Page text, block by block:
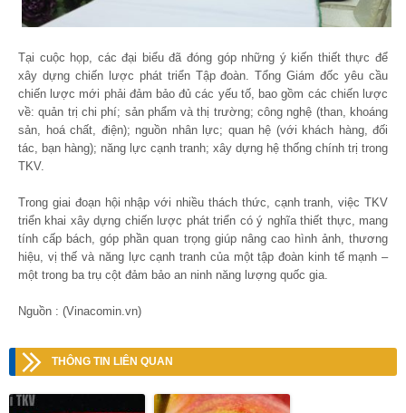
Tại cuộc họp, các đại biểu đã đóng góp những ý kiến thiết thực để
xây dựng chiến lược phát triển Tập đoàn. Tổng Giám đốc yêu cầu
chiến lược mới phải đảm bảo đủ các yếu tố, bao gồm các chiến lược
về: quản trị chi phí; sản phẩm và thị trường; công nghệ (than, khoáng
sản, hoá chất, điện); nguồn nhân lực; quan hệ (với khách hàng, đối
tác, bạn hàng); năng lực cạnh tranh; xây dựng hệ thống chính trị trong
TKV.
Trong giai đoạn hội nhập với nhiều thách thức, cạnh tranh, việc TKV
triển khai xây dựng chiến lược phát triển có ý nghĩa thiết thực, mang
tính cấp bách, góp phần quan trọng giúp nâng cao hình ảnh, thương
hiệu, vị thế và năng lực cạnh tranh của một tập đoàn kinh tế mạnh –
một trong ba trụ cột đảm bảo an ninh năng lượng quốc gia.
Nguồn : (Vinacomin.vn)
THÔNG TIN LIÊN QUAN